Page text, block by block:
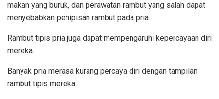
makan yang buruk, dan perawatan rambut yang salah dapat
menyebabkan penipisan rambut pada pria.
Rambut tipis pria juga dapat mempengaruhi kepercayaan diri
mereka.
Banyak pria merasa kurang percaya diri dengan tampilan
rambut tipis mereka.